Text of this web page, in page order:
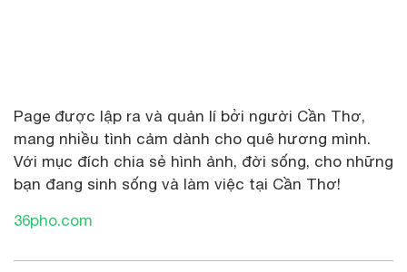
Page được lập ra và quản lí bởi người Cần Thơ,
mang nhiều tình cảm dành cho quê hương mình.
Với mục đích chia sẻ hình ảnh, đời sống, cho những
bạn đang sinh sống và làm việc tại Cần Thơ!
36pho.com